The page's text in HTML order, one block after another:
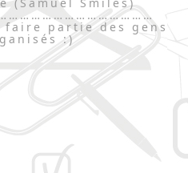
faire partie des gens
:)